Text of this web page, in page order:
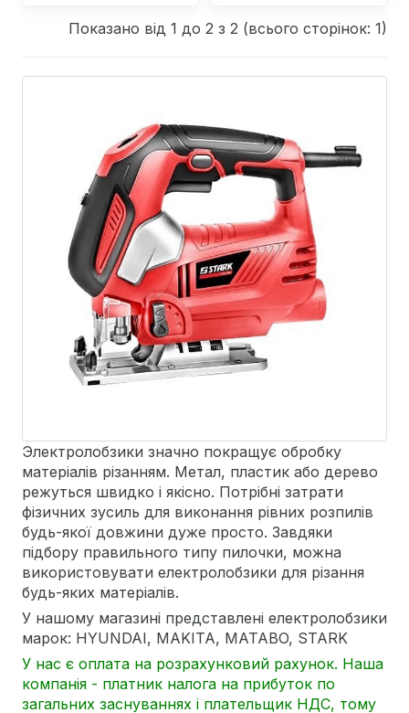
Показано від 1 до 2 з 2 (всього сторінок: 1)
Электролобзики значно покращує обробку
матеріалів різанням. Метал, пластик або дерево
режуться швидко і якісно. Потрібні затрати
фізичних зусиль для виконання рівних розпилів
будь-якої довжини дуже просто. Завдяки
підбору правильного типу пилочки, можна
використовувати електролобзики для різання
будь-яких матеріалів.
У нашому магазині представлені електролобзики
марок: HYUNDAI, MAKITA, MATABO, STARK
У нас є оплата на розрахунковий рахунок. Наша
компанія - платник налога на прибуток по
загальних заснуваннях і плательщик НДС, тому